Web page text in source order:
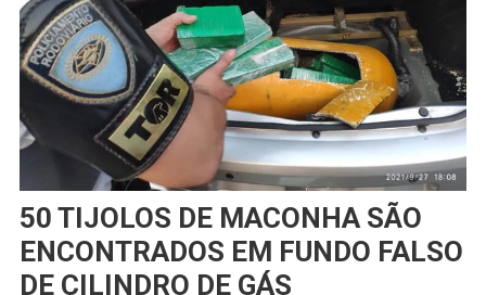
50 TIJOLOS DE MACONHA SÃO
ENCONTRADOS EM FUNDO FALSO
DE CILINDRO DE GÁS